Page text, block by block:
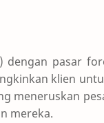
dengan pasar
klien
meneruskan
mereka.